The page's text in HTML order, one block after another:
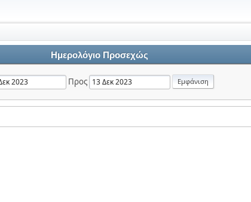
Ημερολόγιο Προσεχώς
Προς